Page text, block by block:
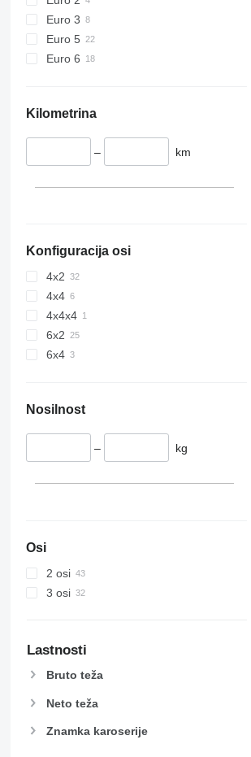
Euro 3
Euro 5
Euro 6
Kilometrina
– km
Konfiguracija osi
4x2
4x4
4x4x4
6x2
6x4
Nosilnost
– kg
Osi
2 osi
3 osi
Lastnosti
Bruto teža
Neto teža
Znamka karoserije